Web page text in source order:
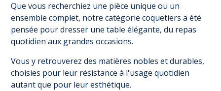
Que vous recherchiez une pièce unique ou un
ensemble complet, notre catégorie coquetiers a été
pensée pour dresser une table élégante, du repas
quotidien aux grandes occasions.
Vous y retrouverez des matières nobles et durables,
choisies pour leur résistance à l'usage quotidien
autant que pour leur esthétique.